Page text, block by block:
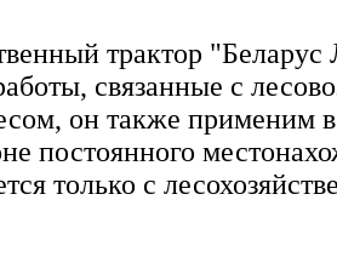
трактор
связанные с
он также применим
постоянного
только с